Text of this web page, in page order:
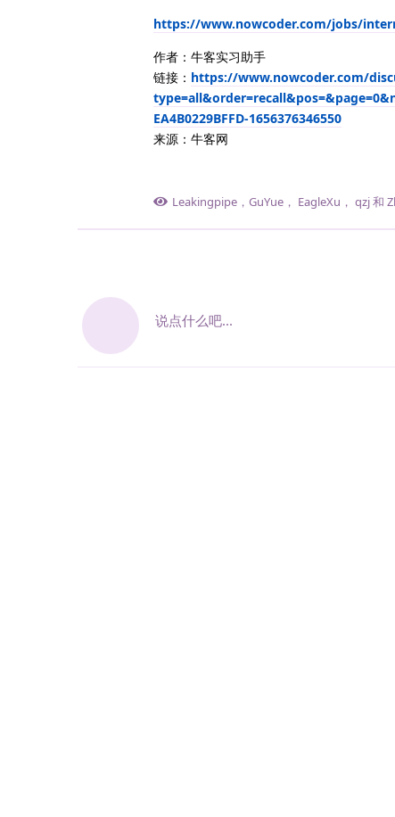
https://www.nowcoder.com/jobs/
作者：牛客实习助手
链接： https://www.nowcoder.com/
EA4B0229BFFD-1656376346550
来源：牛客网
Leakingpipe ， GuYue ， EagleXu ， qzj和
说点什么吧...